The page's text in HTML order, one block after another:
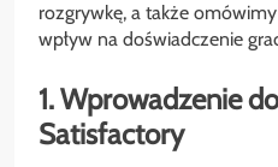
rozgrywkę, a także
wpływ na doświadczenie
1. Wprowadzenie
Satisfactory